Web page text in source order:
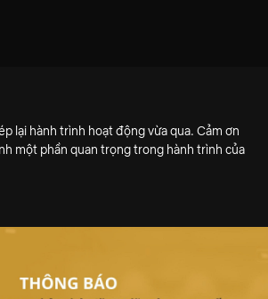
lại hành trình hoạt động vừa qua. Cảm ơn
một phần quan trọng trong hành trình của